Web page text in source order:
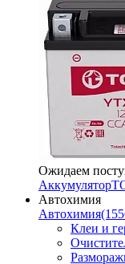
Ожидаем
Аккумулятор
Автохимия
Автохимия
Клеи и